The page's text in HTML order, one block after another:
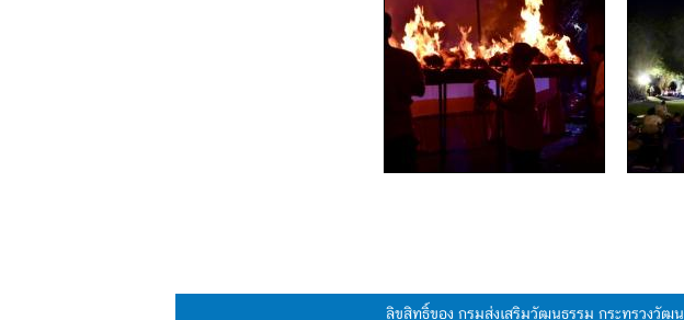
ลิขสิทธิ์ของ กรมส่งเสริมวัฒนธรรม กระทรวงวั